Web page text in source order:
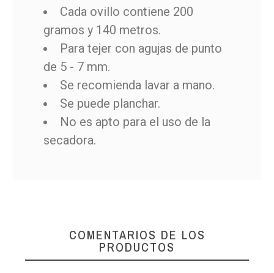
Cada ovillo contiene 200
gramos y 140 metros.
Para tejer con agujas de punto
de 5 - 7 mm.
Se recomienda lavar a mano.
Se puede planchar.
No es apto para el uso de la
secadora.
COMENTARIOS DE LOS
PRODUCTOS